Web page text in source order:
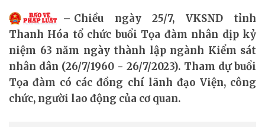
Chiều ngày 25/7, VKSND tỉnh
Thanh Hóa tổ chức buổi Tọa đàm nhân dịp kỷ
niệm 63 năm ngày thành lập ngành Kiểm sát
nhân dân (26/7/1960 - 26/7/2023). Tham dự buổi
Tọa đàm có các đồng chí lãnh đạo Viện, công
chức, người lao động của cơ quan.